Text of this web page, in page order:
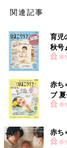
関連記事
育児
秋号
いっ
赤
赤ち
ブ
く！
赤
赤ち
赤